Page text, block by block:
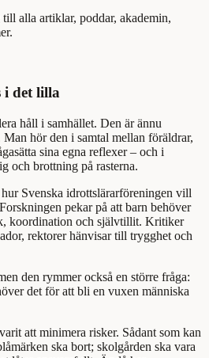
alla artiklar, poddar, akademin,
det lilla
håll i samhället. Den är ännu
hör den i samtal mellan föräldrar,
sina egna reflexer – och i
och brottning på rasterna.
hur Svenska idrottslärarföreningen vill
pekar på att barn behöver
koordination och självtillit. Kritiker
rektorer hänvisar till trygghet och
den rymmer också en större fråga:
det för att bli en vuxen människa
att minimera risker. Sådant som kan
ska bort; skolgården ska vara